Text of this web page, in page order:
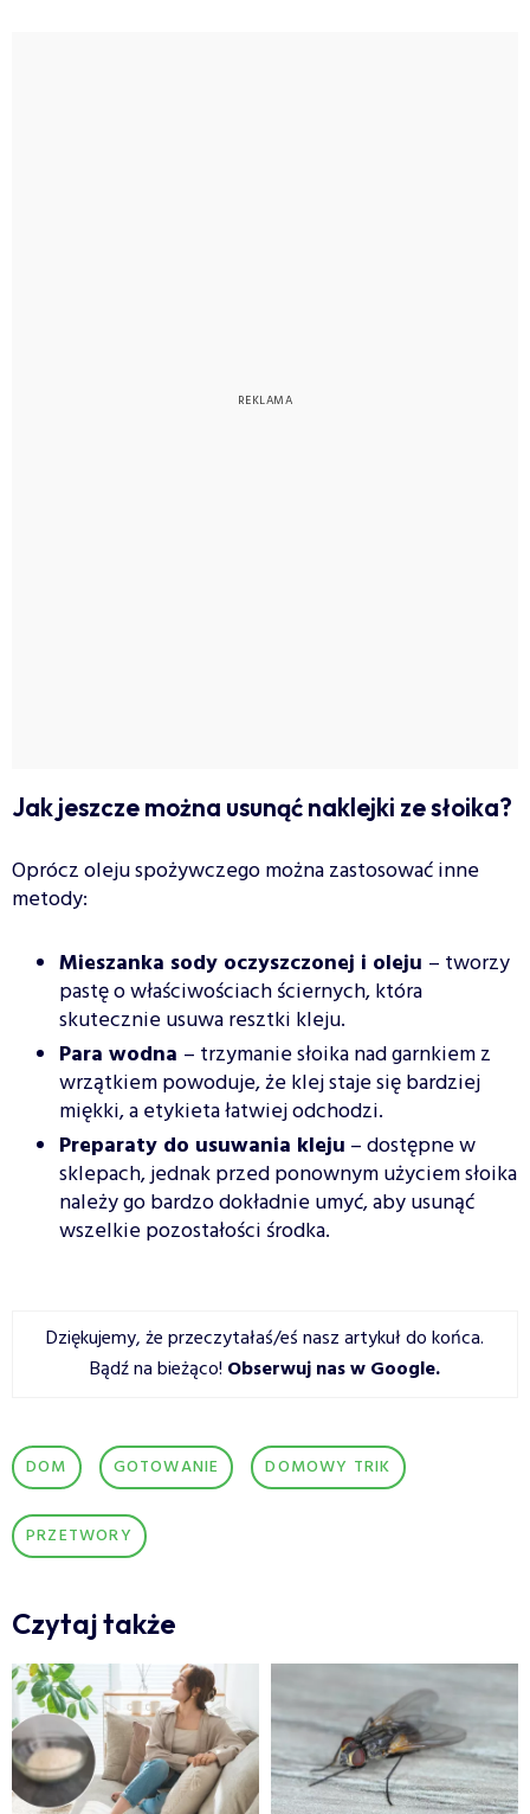
Jak jeszcze można usunąć naklejki ze słoika?
Oprócz oleju spożywczego można zastosować inne
metody:
Mieszanka sody oczyszczonej i oleju – tworzy
pastę o właściwościach ściernych, która
skutecznie usuwa resztki kleju.
Para wodna – trzymanie słoika nad garnkiem z
wrzątkiem powoduje, że klej staje się bardziej
miękki, a etykieta łatwiej odchodzi.
Preparaty do usuwania kleju – dostępne w
sklepach, jednak przed ponownym użyciem słoika
należy go bardzo dokładnie umyć, aby usunąć
wszelkie pozostałości środka.
Dziękujemy, że przeczytałaś/eś nasz artykuł do końca.
Bądź na bieżąco! Obserwuj nas w Google.
DOM GOTOWANIE DOMOWY TRIK
PRZETWORY
Czytaj także